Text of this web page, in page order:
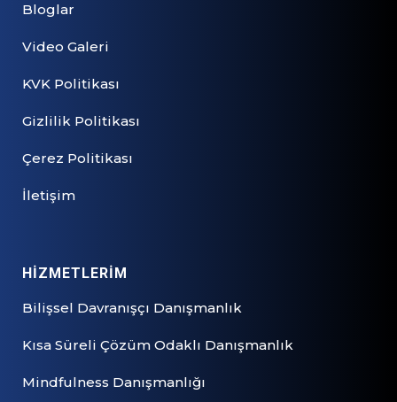
Bloglar
Video Galeri
KVK Politikası
Gizlilik Politikası
Çerez Politikası
İletişim
HİZMETLERİM
Bilişsel Davranışçı Danışmanlık
Kısa Süreli Çözüm Odaklı Danışmanlık
Mindfulness Danışmanlığı